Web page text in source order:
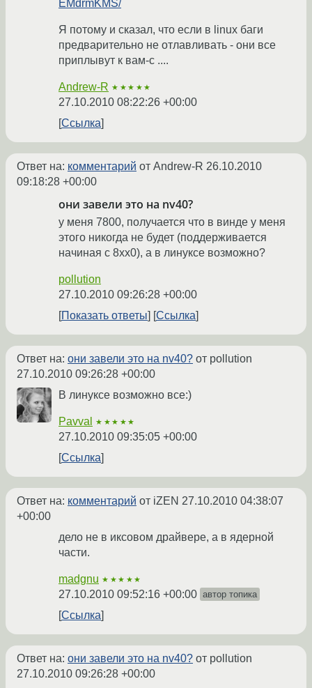
EMdrmKMS/
Я потому и сказал, что если в linux баги
предварительно не отлавливать - они все
приплывут к вам-с ....
Andrew-R ★★★★★
27.10.2010 08:22:26 +00:00
Ссылка
Ответ на: комментарий от Andrew-R 26.10.2010
09:18:28 +00:00
они завели это на nv40?
у меня 7800, получается что в винде у меня
этого никогда не будет (поддерживается
начиная с 8хх0), а в линуксе возможно?
pollution
27.10.2010 09:26:28 +00:00
Показать ответы
Ссылка
Ответ на: они завели это на nv40? от pollution
27.10.2010 09:26:28 +00:00
В линуксе возможно все:)
Pavval ★★★★★
27.10.2010 09:35:05 +00:00
Ссылка
Ответ на: комментарий от iZEN 27.10.2010 04:38:07
+00:00
дело не в иксовом драйвере, а в ядерной
части.
madgnu ★★★★★
27.10.2010 09:52:16 +00:00 автор топика
Ссылка
Ответ на: они завели это на nv40? от pollution
27.10.2010 09:26:28 +00:00